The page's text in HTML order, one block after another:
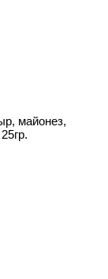
майонез,